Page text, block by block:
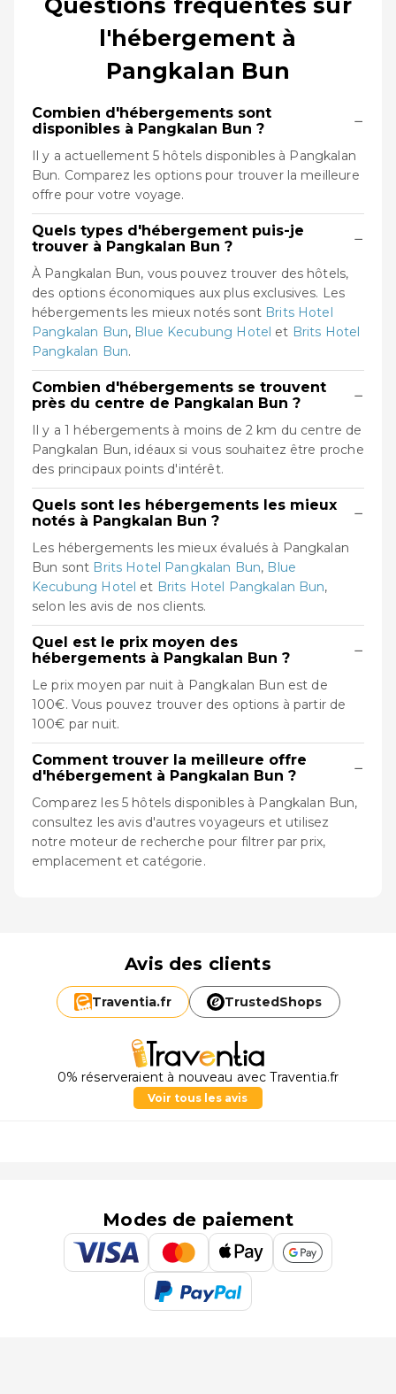
Questions fréquentes sur
l'hébergement à
Pangkalan Bun
Combien d'hébergements sont
disponibles à Pangkalan Bun ?
−
Il y a actuellement 5 hôtels disponibles à Pangkalan
Bun. Comparez les options pour trouver la meilleure
offre pour votre voyage.
Quels types d'hébergement puis-je
trouver à Pangkalan Bun ?
−
À Pangkalan Bun, vous pouvez trouver des hôtels,
des options économiques aux plus exclusives. Les
hébergements les mieux notés sont Brits Hotel
Pangkalan Bun, Blue Kecubung Hotel et Brits Hotel
Pangkalan Bun.
Combien d'hébergements se trouvent
près du centre de Pangkalan Bun ?
−
Il y a 1 hébergements à moins de 2 km du centre de
Pangkalan Bun, idéaux si vous souhaitez être proche
des principaux points d'intérêt.
Quels sont les hébergements les mieux
notés à Pangkalan Bun ?
−
Les hébergements les mieux évalués à Pangkalan
Bun sont Brits Hotel Pangkalan Bun, Blue
Kecubung Hotel et Brits Hotel Pangkalan Bun,
selon les avis de nos clients.
Quel est le prix moyen des
hébergements à Pangkalan Bun ?
−
Le prix moyen par nuit à Pangkalan Bun est de
100€. Vous pouvez trouver des options à partir de
100€ par nuit.
Comment trouver la meilleure offre
d'hébergement à Pangkalan Bun ?
−
Comparez les 5 hôtels disponibles à Pangkalan Bun,
consultez les avis d'autres voyageurs et utilisez
notre moteur de recherche pour filtrer par prix,
emplacement et catégorie.
Avis des clients
Traventia.fr TrustedShops
0% réserveraient à nouveau avec Traventia.fr
Voir tous les avis
Modes de paiement